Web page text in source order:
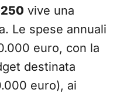
vive una
Le spese annuali
euro, con la
destinata
euro), ai